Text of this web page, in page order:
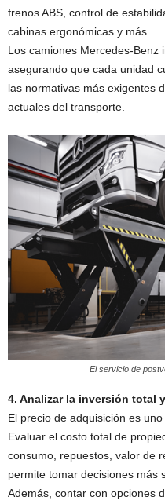
frenos ABS, control de
cabinas ergonómicas y más.
Los camiones Mercedes-Benz
asegurando que cada unidad
las normativas más exigentes
actuales del transporte.
El servicio de
4. Analizar la inversión total
El precio de adquisición es
Evaluar el costo total de
consumo, repuestos, valor de
permite tomar decisiones más
Además, contar con opciones